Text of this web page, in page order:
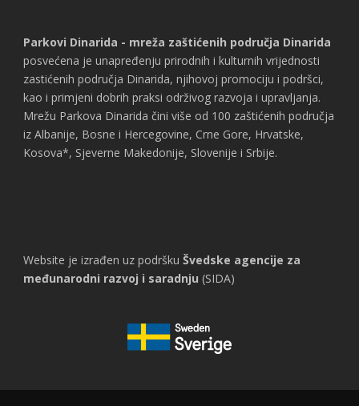
Parkovi Dinarida - mreža zaštićenih područja Dinarida
posvećena je unapređenju prirodnih i kulturnih vrijednosti
zastićenih područja Dinarida, njihovoj promociju i podršci,
kao i primjeni dobrih praksi održivog razvoja i upravljanja.
Mrežu Parkova Dinarida čini više od 100 zaštićenih područja
iz Albanije, Bosne i Hercegovine, Crne Gore, Hrvatske,
Kosova*, Sjeverne Makedonije, Slovenije i Srbije.
Website je izrađen uz podršku Švedske agencije za
međunarodni razvoj i saradnju (SIDA)